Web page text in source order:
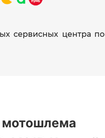
сервисных центра по
мотошлема